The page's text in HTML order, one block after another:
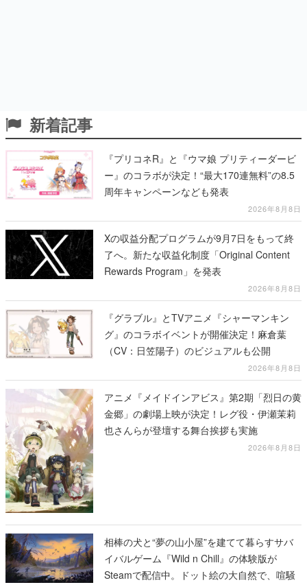
新着記事
『プリコネR』と『ウマ娘 プリティーダービ
ー』のコラボが決定！“最大170連無料”の8.5
周年キャンペーンなども発表
2026年8月8日
Xの収益分配プログラムが9月7日をもって終
了へ。新たな収益化制度「Original Content
Rewards Program」を発表
2026年8月8日
『グラブル』とTVアニメ『シャーマンキン
グ』のコラボイベントが開催決定！麻倉葉
（CV：日笠陽子）のビジュアルも公開
2026年8月8日
アニメ『メイドインアビス』第2期「烈日の黄
金郷」の劇場上映が決定！レグ役・伊瀬茉莉
也さんらが登壇する舞台挨拶も実施
2026年8月8日
相棒の犬と“夢の山小屋”を建てて暮らすサバ
イバルゲーム『Wild n Chill』の体験版が
Steamで配信中。ドット絵の大自然で、喧騒